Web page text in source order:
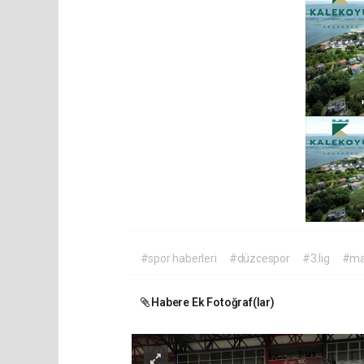
#spor haberleri #düzcespor #3.lig
Habere Ek Fotoğraf(lar)